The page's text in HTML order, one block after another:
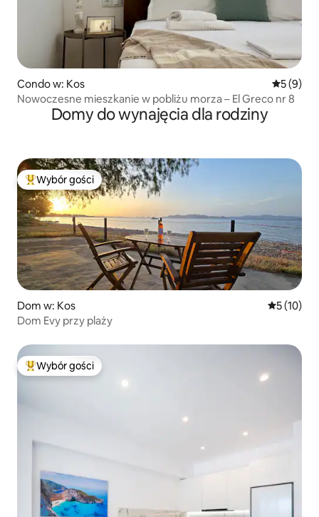
Condo w: Kos Średnia
5 (9)
Nowoczesne mieszkanie w pobliżu morza – El Greco nr 8
Domy do wynajęcia dla rodziny
Najpopularniejsze z kategorii Wybór gości
Wybór gości
Dom w: Kos Średnia
5 (10)
Dom Evy przy plaży
Najpopularniejsze z kategorii Wybór gości
Wybór gości